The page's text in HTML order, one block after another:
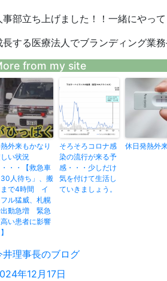
事部立ち上げました！！一緒にやっ
長する医療法人でブランディング業
from my site
外来もかなり
い状況
・・【救急車
人待ち」、搬
で4時間 イ
ル猛威、札幌
動急増 緊急
い患者に影響
そろそろコロナ感
染の流行が来る予
感・・・少しだけ
気を付けて生活し
ていきましょう。
休日発熱外
井理事長のブログ
年12月17日